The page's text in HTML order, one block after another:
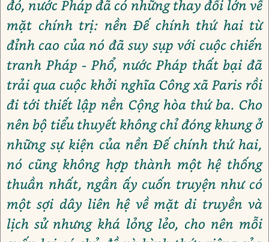
đó, nước Pháp đã có những thay đổi lớn về
mặt chính trị: nền Đế chính thứ hai từ
đỉnh cao của nó đã suy sụp với cuộc chiến
tranh Pháp - Phổ, nước Pháp thất bại đã
trải qua cuộc khởi nghĩa Công xã Paris rồi
đi tới thiết lập nền Cộng hòa thứ ba. Cho
nên bộ tiểu thuyết không chỉ đóng khung ở
những sự kiện của nền Đế chính thứ hai,
nó cũng không hợp thành một hệ thống
thuần nhất, ngần ấy cuốn truyện như có
một sợi dây liên hệ về mặt di truyền và
lịch sử nhưng khá lỏng lẻo, cho nên mỗi